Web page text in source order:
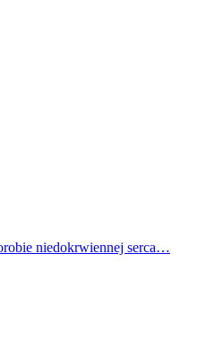
niedokrwiennej serca…